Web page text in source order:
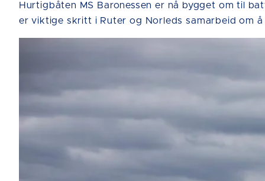
Hurtigbåten MS Baronessen er nå bygget om til
er viktige skritt i Ruter og Norleds samarbeid om